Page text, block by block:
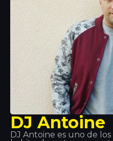
DJ Antoine
DJ Antoine es uno de